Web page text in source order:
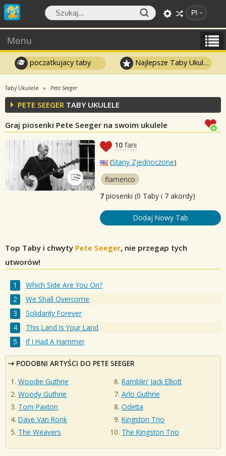
Pl
Menu
poczatkujacy taby Najlepsze Taby Ukulele
Taby Ukulele Pete Seeger
PETE SEEGER TABY UKULELE
Graj piosenki Pete Seeger na swoim ukulele
10 fani
(Stany Zjednoczone)
flamenco
7 piosenki (0 Taby i 7 akordy)
Dodaj Nowy Tab
Top Taby i chwyty Pete Seeger, nie przegap tych
utworów!
Which Side Are You On?
We Shall Overcome
Solidarity Forever
This Land Is Your Land
If I Had A Hammer
PODOBNI ARTYŚCI DO PETE SEEGER
Woodie Guthrie
Woody Guthrie
Tom Paxton
Dave Van Ronk
The Weavers
Ramblin’ Jack Elliott
Arlo Guthrie
Odetta
Kingston Trio
The Kingston Trio